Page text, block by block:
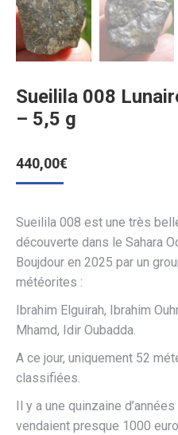
Sueilila 008
– 5,5 g
440,00€
Sueilila 008 est une très
découverte dans le Sahara
Boujdour en 2025 par un
météorites :
Ibrahim Elguirah, Ibrahim
Mhamd, Idir Oubadda.
A ce jour, uniquement 52
classifiées.
Il y a une quinzaine
vendaient presque 1000